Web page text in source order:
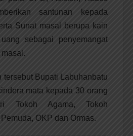
santunan kepada
Sunat masal berupa kain
sebagai penyemangat
tersebut Bupati Labuhanbatu
mata kepada 30 orang
Tokoh Agama, Tokoh
OKP dan Ormas.